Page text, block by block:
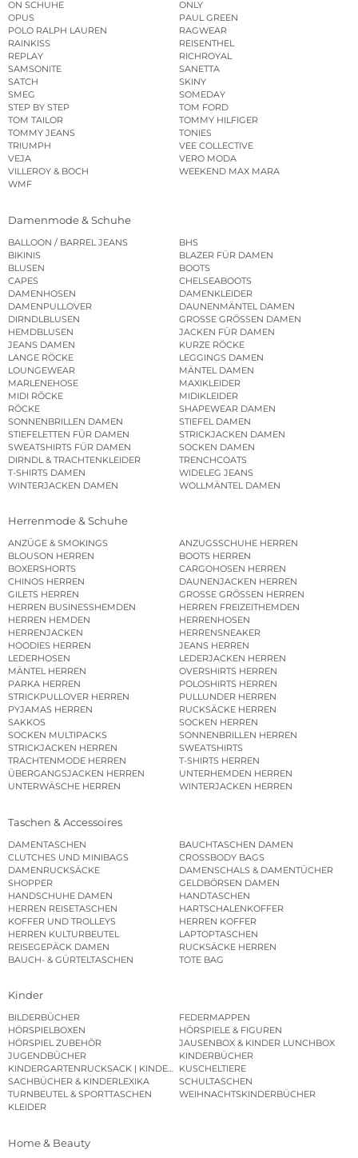
ON SCHUHE
ONLY
OPUS
PAUL GREEN
POLO RALPH LAUREN
RAGWEAR
RAINKISS
REISENTHEL
REPLAY
RICHROYAL
SAMSONITE
SANETTA
SATCH
SKINY
SMEG
SOMEDAY
STEP BY STEP
TOM FORD
TOM TAILOR
TOMMY HILFIGER
TOMMY JEANS
TONIES
TRIUMPH
VEE COLLECTIVE
VEJA
VERO MODA
VILLEROY & BOCH
WEEKEND MAX MARA
WMF
Damenmode & Schuhe
BALLOON / BARREL JEANS
BHS
BIKINIS
BLAZER FÜR DAMEN
BLUSEN
BOOTS
CAPES
CHELSEABOOTS
DAMENHOSEN
DAMENKLEIDER
DAMENPULLOVER
DAUNENMÄNTEL DAMEN
DIRNDLBLUSEN
GROSSE GRÖSSEN DAMEN
HEMDBLUSEN
JACKEN FÜR DAMEN
JEANS DAMEN
KURZE RÖCKE
LANGE RÖCKE
LEGGINGS DAMEN
LOUNGEWEAR
MÄNTEL DAMEN
MARLENEHOSE
MAXIKLEIDER
MIDI RÖCKE
MIDIKLEIDER
RÖCKE
SHAPEWEAR DAMEN
SONNENBRILLEN DAMEN
STIEFEL DAMEN
STIEFELETTEN FÜR DAMEN
STRICKJACKEN DAMEN
SWEATSHIRTS FÜR DAMEN
SOCKEN DAMEN
DIRNDL & TRACHTENKLEIDER
TRENCHCOATS
T-SHIRTS DAMEN
WIDELEG JEANS
WINTERJACKEN DAMEN
WOLLMÄNTEL DAMEN
Herrenmode & Schuhe
ANZÜGE & SMOKINGS
ANZUGSSCHUHE HERREN
BLOUSON HERREN
BOOTS HERREN
BOXERSHORTS
CARGOHOSEN HERREN
CHINOS HERREN
DAUNENJACKEN HERREN
GILETS HERREN
GROSSE GRÖSSEN HERREN
HERREN BUSINESSHEMDEN
HERREN FREIZEITHEMDEN
HERREN HEMDEN
HERRENHOSEN
HERRENJACKEN
HERRENSNEAKER
HOODIES HERREN
JEANS HERREN
LEDERHOSEN
LEDERJACKEN HERREN
MÄNTEL HERREN
OVERSHIRTS HERREN
PARKA HERREN
POLOSHIRTS HERREN
STRICKPULLOVER HERREN
PULLUNDER HERREN
PYJAMAS HERREN
RUCKSÄCKE HERREN
SAKKOS
SOCKEN HERREN
SOCKEN MULTIPACKS
SONNENBRILLEN HERREN
STRICKJACKEN HERREN
SWEATSHIRTS
TRACHTENMODE HERREN
T-SHIRTS HERREN
ÜBERGANGSJACKEN HERREN
UNTERHEMDEN HERREN
UNTERWÄSCHE HERREN
WINTERJACKEN HERREN
Taschen & Accessoires
DAMENTASCHEN
BAUCHTASCHEN DAMEN
CLUTCHES UND MINIBAGS
CROSSBODY BAGS
DAMENRUCKSÄCKE
DAMENSCHALS & DAMENTÜCHER
SHOPPER
GELDBÖRSEN DAMEN
HANDSCHUHE DAMEN
HANDTASCHEN
HERREN REISETASCHEN
HARTSCHALENKOFFER
KOFFER UND TROLLEYS
HERREN KOFFER
HERREN KULTURBEUTEL
LAPTOPTASCHEN
REISEGEPÄCK DAMEN
RUCKSÄCKE HERREN
BAUCH- & GÜRTELTASCHEN
TOTE BAG
Kinder
BILDERBÜCHER
FEDERMAPPEN
HÖRSPIELBOXEN
HÖRSPIELE & FIGUREN
HÖRSPIEL ZUBEHÖR
JAUSENBOX & KINDER LUNCHBOX
JUGENDBÜCHER
KINDERBÜCHER
KINDERGARTENRUCKSACK | KINDERGARTENBEUTEL
KUSCHELTIERE
SACHBÜCHER & KINDERLEXIKA
SCHULTASCHEN
TURNBEUTEL & SPORTTASCHEN
WEIHNACHTSKINDERBÜCHER
KLEIDER
Home & Beauty